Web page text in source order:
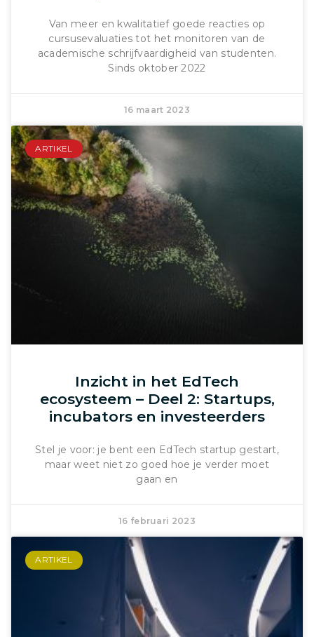
Van meer en kwalitatief goede reacties op
cursusevaluaties tot het monitoren van de
academische schrijfvaardigheid van studenten.
Sinds oktober 2022
16 maart 2023
ARTIKEL
Inzicht in het EdTech
ecosysteem – Deel 2: Startups,
incubators en investeerders
Stel je voor: je bent een EdTech startup gestart,
maar weet niet zo goed hoe je verder moet
gaan en
16 februari 2023
ARTIKEL